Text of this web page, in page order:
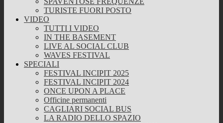
TURISTE FUORI POSTO
VIDEO
TUTTI I VIDEO
IN THE BASEMENT
LIVE AL SOCIAL CLUB
WAVES FESTIVAL
SPECIALI
FESTIVAL INCIPIT 2025
FESTIVAL INCIPIT 2024
ONCE UPON A PLACE
Officine permanenti
CAGLIARI SOCIAL BUS
LA RADIO DELLO SPAZIO